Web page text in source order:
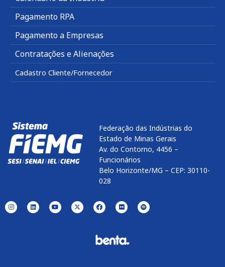
Pagamento RPA
Pagamento a Empresas
Contratações e Alienações
Cadastro Cliente/Fornecedor
Federação das Indústrias do
Estado de Minas Gerais
Av. do Contorno, 4456 –
Funcionários
Belo Horizonte/MG – CEP: 30110-
028